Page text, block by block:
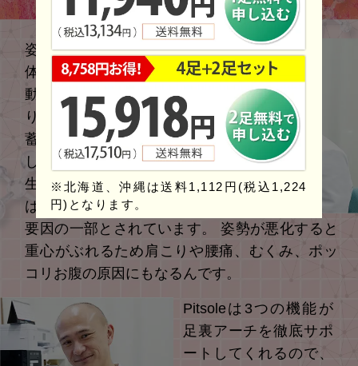
姿勢が乱れていると、
体が上手く使えず、運
動の効果が出にくくな
ります。 疲れや痛みが
蓄積されて、体を動か
しにくくなるリスクも
生じます。 姿勢の悪化
は足裏アーチの乱れも
要因の一部とされています。 姿勢が悪化すると
重心がぶれるため肩こりや腰痛、むくみ、ポッ
コリお腹の原因にもなるんです。
Pitsoleは3つの機能が
足裏アーチを徹底サポ
ートしてくれるので、
北海道、沖縄は送料1,112円(税込1,224
円)となります。